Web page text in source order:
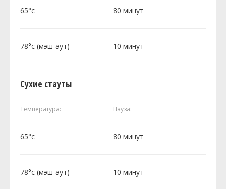
65°c 80 минут
78°c (мэш-аут) 10 минут
Сухие стауты
Температура: Пауза:
65°c 80 минут
78°c (мэш-аут) 10 минут